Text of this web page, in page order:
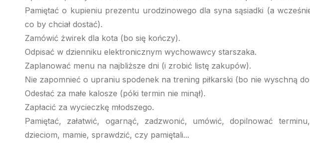
Pamiętać o kupieniu prezentu urodzinowego dla syna sąsiadki (a
co by chciał dostać).
Zamówić żwirek dla kota (bo się kończy).
Odpisać w dzienniku elektronicznym wychowawcy starszaka.
Zaplanować menu na najbliższe dni (i zrobić listę zakupów).
Nie zapomnieć o upraniu spodenek na trening piłkarski (bo nie wyschną
Odesłać za małe kalosze (póki termin nie minął).
Zapłacić za wycieczkę młodszego.
Pamiętać, załatwić, ogarnąć, zadzwonić, umówić, dopilnować
dzieciom, mamie, sprawdzić, czy pamiętali...